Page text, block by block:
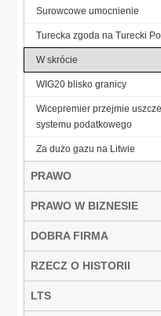
Surowcowe umocnienie
Turecka zgoda na Turecki
W skrócie
WIG20 blisko granicy
Wicepremier przejmie
systemu podatkowego
Za dużo gazu na Litwie
PRAWO
PRAWO W BIZNESIE
DOBRA FIRMA
RZECZ O HISTORII
LTS